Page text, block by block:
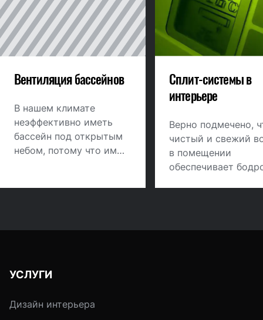
Вентиляция бассейнов
В нашем климате
неэффективно иметь
бассейн под открытым
небом, потому что им
Сплит-системы в
интерьере
Верно подмечено,
чистый и свежий
в помещении
обеспечивает
УСЛУГИ
Дизайн интерьера